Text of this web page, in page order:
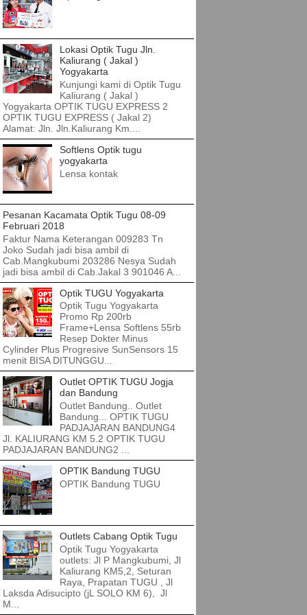
Lokasi Optik Tugu Jln.
Kaliurang ( Jakal )
Yogyakarta
Kunjungi kami di Optik Tugu
Kaliurang ( Jakal )
Yogyakarta OPTIK TUGU EXPRESS 2
OPTIK TUGU EXPRESS ( Jakal 2)
Alamat: Jln. Jln.Kaliurang Km....
Softlens Optik tugu
yogyakarta
Lensa kontak
Pesanan Kacamata Optik Tugu 08-09
Februari 2018
Faktur Nama Keterangan 009283 Tn
Joko Sudah jadi bisa ambil di
Cab.Mangkubumi 203286 Nesya Sudah
jadi bisa ambil di Cab.Jakal 3 901046 A...
Optik TUGU Yogyakarta
Optik Tugu Yogyakarta
Promo Rp 200rb
Frame+Lensa Softlens 55rb
Resep Dokter Minus
Cylinder Plus Progresive SunSensors 15
menit BISA DITUNGGU...
Outlet OPTIK TUGU Jogja
dan Bandung
Outlet Bandung.. Outlet
Bandung... OPTIK TUGU
PADJAJARAN BANDUNG4
Jl. KALIURANG KM 5.2 OPTIK TUGU
PADJAJARAN BANDUNG2 ...
OPTIK Bandung TUGU
OPTIK Bandung TUGU
Outlets Cabang Optik Tugu
Optik Tugu Yogyakarta
outlets: Jl P Mangkubumi, Jl
Kaliurang KM5,2, Seturan
Raya, Prapatan TUGU , Jl
Laksda Adisucipto (jL SOLO KM 6), Jl
M...